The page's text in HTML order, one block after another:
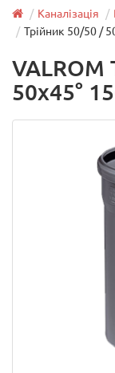
Каналізація
Трійник 50/50 /
VALROM
50х45°